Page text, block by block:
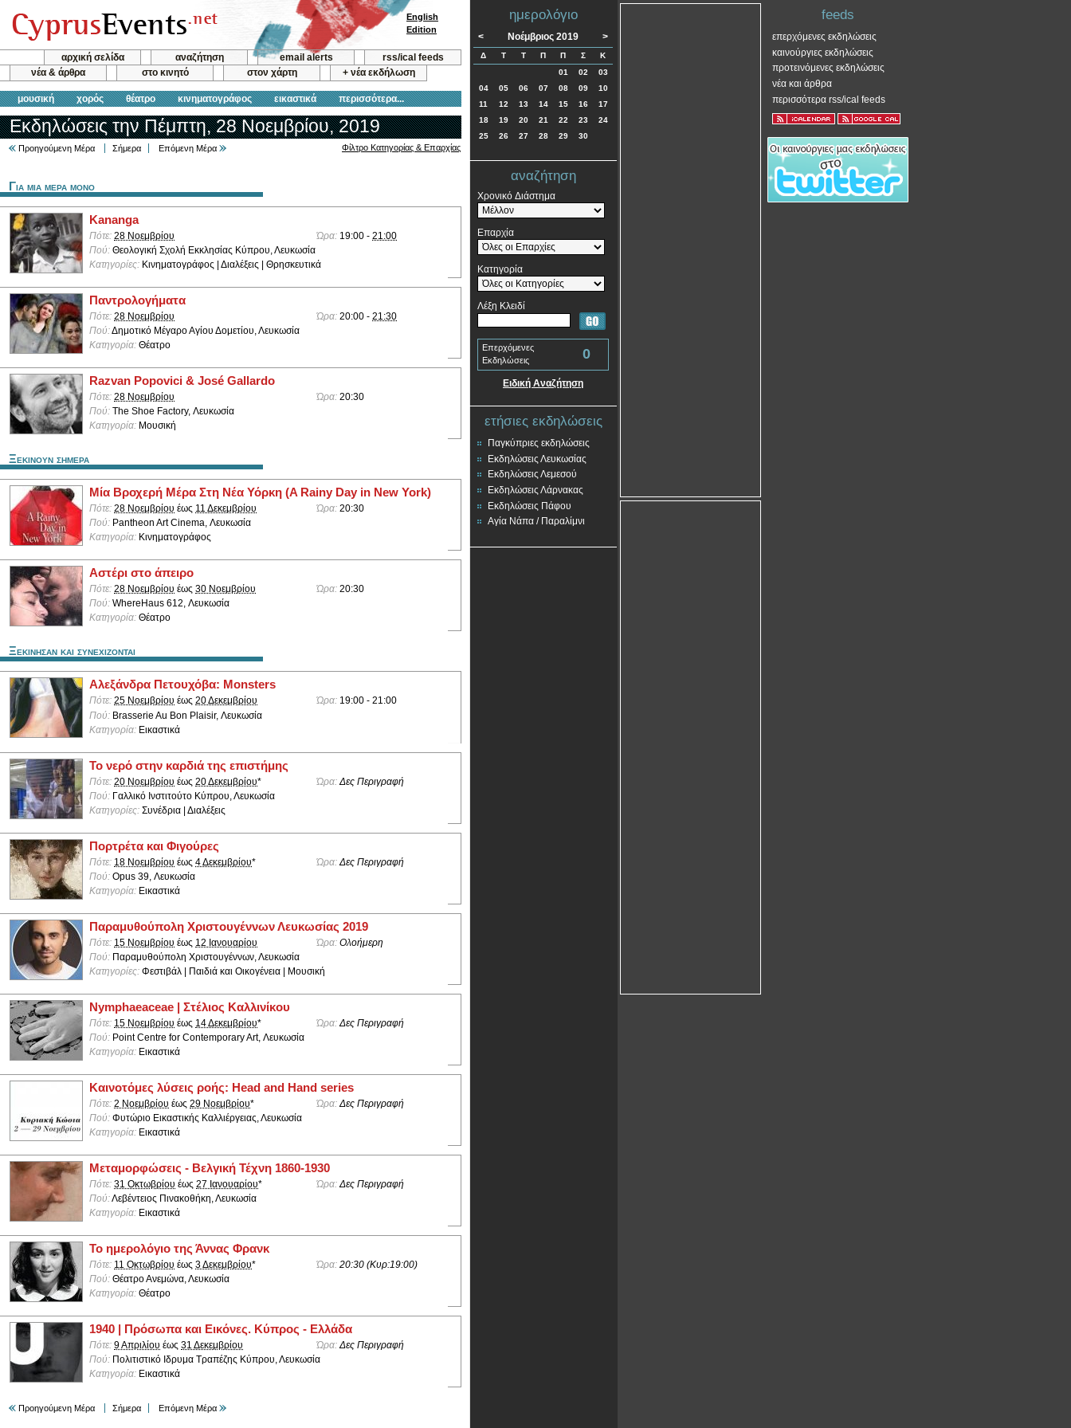
αρχική σελίδα αναζήτηση email alerts
rss/ical feeds
νέα & άρθρα
στο κινητό στον χάρτη + νέα εκδήλωση
μουσική χορός θέατρο κινηματογράφος εικαστικά περισσότερα...
English
Edition
Εκδηλώσεις την Πέμπτη, 28 Νοεμβρίου, 2019
Προηγούμενη Μέρα Σήμερα Επόμενη Μέρα Φίλτρο Κατηγορίας & Επαρχίας
Για μια μερα μονο
Kananga
Πότε: 28 Νοεμβρίου Ώρα: 19:00 - 21:00
Πού: Θεολογική Σχολή Εκκλησίας Κύπρου, Λευκωσία
Κατηγορίες: Κινηματογράφος | Διαλέξεις | Θρησκευτικά
Παντρολογήματα
Πότε: 28 Νοεμβρίου Ώρα: 20:00 - 21:30
Πού:Δημοτικό Μέγαρο Αγίου Δομετίου, Λευκωσία
Κατηγορία: Θέατρο
Razvan Popovici & José Gallardo
Πότε: 28 Νοεμβρίου Ώρα: 20:30
Πού: The Shoe Factory, Λευκωσία
Κατηγορία: Μουσική
Ξεκινουν σημερα
Μία Βροχερή Μέρα Στη Νέα Υόρκη (A Rainy Day in New York)
Πότε: 28 Νοεμβρίου έως 11 Δεκεμβρίου Ώρα: 20:30
Πού: Pantheon Art Cinema, Λευκωσία
Κατηγορία: Κινηματογράφος
Αστέρι στο άπειρο
Πότε: 28 Νοεμβρίου έως 30 Νοεμβρίου Ώρα: 20:30
Πού: WhereHaus 612, Λευκωσία
Κατηγορία: Θέατρο
Ξεκινησαν και συνεχιζονται
Αλεξάνδρα Πετουχόβα: Monsters
Πότε: 25 Νοεμβρίου έως 20 Δεκεμβρίου Ώρα: 19:00 - 21:00
Πού: Brasserie Au Bon Plaisir, Λευκωσία
Κατηγορία: Εικαστικά
Το νερό στην καρδιά της επιστήμης
Πότε: 20 Νοεμβρίου έως 20 Δεκεμβρίου* Ώρα: Δες Περιγραφή
Πού: Γαλλικό Ινστιτούτο Κύπρου, Λευκωσία
Κατηγορίες: Συνέδρια | Διαλέξεις
Πορτρέτα και Φιγούρες
Πότε: 18 Νοεμβρίου έως 4 Δεκεμβρίου* Ώρα: Δες Περιγραφή
Πού: Opus 39, Λευκωσία
Κατηγορία: Εικαστικά
Παραμυθούπολη Χριστουγέννων Λευκωσίας 2019
Πότε: 15 Νοεμβρίου έως 12 Ιανουαρίου Ώρα: Ολοήμερη
Πού: Παραμυθούπολη Χριστουγέννων, Λευκωσία
Κατηγορίες: Φεστιβάλ | Παιδιά και Οικογένεια | Μουσική
Nymphaeaceae | Στέλιος Καλλινίκου
Πότε: 15 Νοεμβρίου έως 14 Δεκεμβρίου* Ώρα:Δες Περιγραφή
Πού: Point Centre for Contemporary Art, Λευκωσία
Κατηγορία: Εικαστικά
Καινοτόμες λύσεις ροής: Head and Hand series
Πότε: 2 Νοεμβρίου έως 29 Νοεμβρίου* Ώρα:Δες Περιγραφή
Πού: Φυτώριο Εικαστικής Καλλιέργειας, Λευκωσία
Κατηγορία: Εικαστικά
Μεταμορφώσεις - Βελγική Τέχνη 1860-1930
Πότε: 31 Οκτωβρίου έως 27 Ιανουαρίου* Ώρα:Δες Περιγραφή
Πού:Λεβέντειος Πινακοθήκη, Λευκωσία
Κατηγορία: Εικαστικά
Το ημερολόγιο της Άννας Φρανκ
Πότε: 11 Οκτωβρίου έως 3 Δεκεμβρίου* Ώρα: 20:30 (Κυρ:19:00)
Πού: Θέατρο Ανεμώνα, Λευκωσία
Κατηγορία: Θέατρο
1940 | Πρόσωπα και Εικόνες. Κύπρος - Ελλάδα
Πότε: 9 Απριλίου έως 31 Δεκεμβρίου Ώρα:Δες Περιγραφή
Πού: Πολιτιστικό Ιδρυμα Τραπέζης Κύπρου, Λευκωσία
Κατηγορία: Εικαστικά
Προηγούμενη Μέρα Σήμερα Επόμενη Μέρα
ημερολόγιο
< Νοέμβριος 2019 >
Δ Τ Τ Π Π Σ
Κ
01
02
03
04
05 06 07 08 09
10
11
12 13 14 15 16
17
18
19 20 21 22 23
24
25
26 27 28 29 30
αναζήτηση
Χρονικό Διάστημα
Επαρχία
Κατηγορία
Λέξη Κλειδί
Επερχόμενες
Εκδηλώσεις
0
Ειδική Αναζήτηση
ετήσιες εκδηλώσεις
Παγκύπριες εκδηλώσεις
Εκδηλώσεις Λευκωσίας
Εκδηλώσεις Λεμεσού
Εκδηλώσεις Λάρνακας
Εκδηλώσεις Πάφου
Αγία Νάπα / Παραλίμνι
feeds
επερχόμενες εκδηλώσεις
καινούργιες εκδηλώσεις
προτεινόμενες εκδηλώσεις
νέα και άρθρα
περισσότερα rss/ical feeds